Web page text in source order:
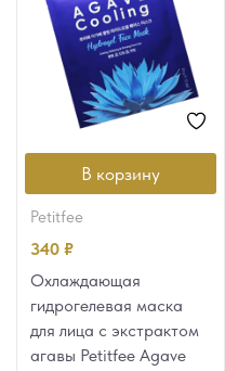
В корзину
petitfee
340 ₽
Охлаждающая
гидрогелевая маска
для лица с экстрактом
агавы Petitfee Agave